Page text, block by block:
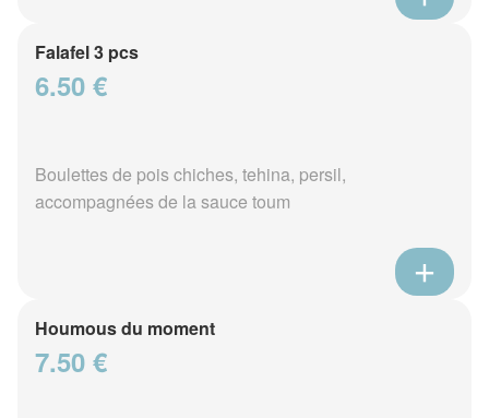
Falafel 3 pcs
6.50 €
Boulettes de pois chiches, tehina, persil,
accompagnées de la sauce toum
Houmous du moment
7.50 €